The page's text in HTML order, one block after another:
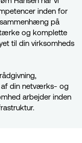
inden for
på
og komplette
til din virksomheds
af din netværks- og
arbejder inden